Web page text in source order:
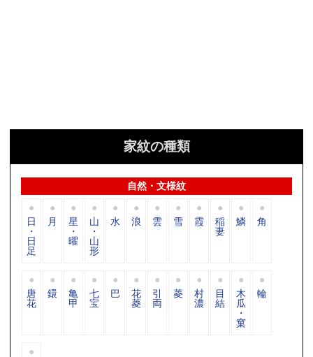
家紋の種類
自然・文様紋
日
・
日
足
月 星
・
曜
山
・
山
形
水 浪 雲 雪 霞 稲
妻
鱗 角
唐
花
鐶 亀
甲
七
宝
巴 花
菱
引
両
菱 村
濃
目
結
木
瓜
・
窠
輪